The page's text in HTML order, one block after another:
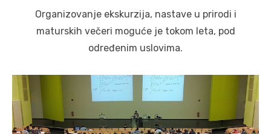
Organizovanje ekskurzija, nastave u prirodi i
maturskih večeri moguće je tokom leta, pod
određenim uslovima.